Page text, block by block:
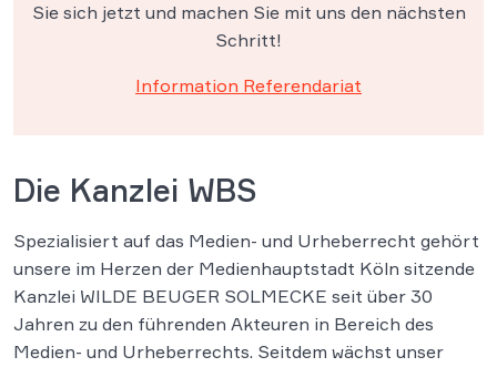
Sie sich jetzt und machen Sie mit uns den nächsten
Schritt!
Information Referendariat
Die Kanzlei WBS
Spezialisiert auf das Medien- und Urheberrecht gehört
unsere im Herzen der Medienhauptstadt Köln sitzende
Kanzlei WILDE BEUGER SOLMECKE seit über 30
Jahren zu den führenden Akteuren in Bereich des
Medien- und Urheberrechts. Seitdem wächst unser